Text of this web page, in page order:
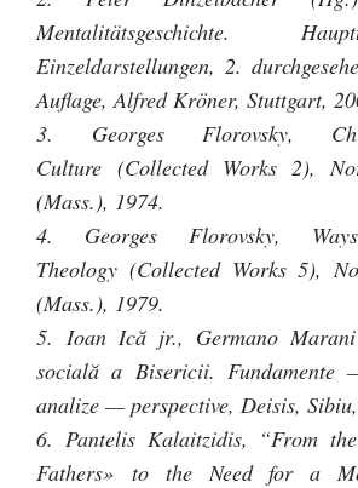
Mentalitätsgeschichte.
Einzeldarstellungen, 2.
Auflage, Alfred Kröner, Stuttgart,
3. Georges Florovsky,
Culture (Collected Works 2),
(Mass.), 1974.
4. Georges Florovsky,
Theology (Collected Works 5),
(Mass.), 1979.
5. Ioan Ică jr., Germano
socială a Bisericii.
analize — perspective, Deisis,
6. Pantelis Kalaitzidis, “From
Fathers» to the Need for a